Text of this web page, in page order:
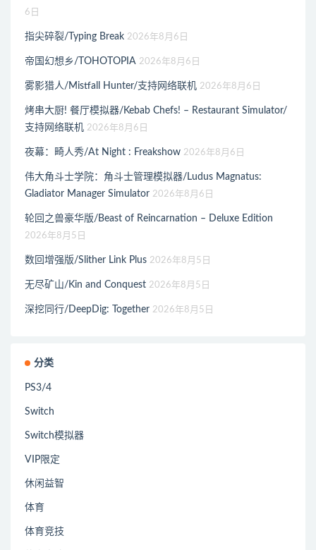
6日
指尖碎裂/Typing Break 2026年8月6日
帝国幻想乡/TOHOTOPIA 2026年8月6日
雾影猎人/Mistfall Hunter/支持网络联机 2026年8月6日
烤串大厨! 餐厅模拟器/Kebab Chefs! – Restaurant Simulator/
支持网络联机 2026年8月6日
夜幕：畸人秀/At Night : Freakshow 2026年8月6日
伟大角斗士学院：角斗士管理模拟器/Ludus Magnatus:
Gladiator Manager Simulator 2026年8月6日
轮回之兽豪华版/Beast of Reincarnation – Deluxe Edition
2026年8月5日
数回增强版/Slither Link Plus 2026年8月5日
无尽矿山/Kin and Conquest 2026年8月5日
深挖同行/DeepDig: Together 2026年8月5日
分类
PS3/4
Switch
Switch模拟器
VIP限定
休闲益智
体育
体育竞技